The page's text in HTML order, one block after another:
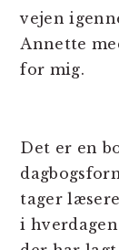
vejen
Annette
for mig.
Det er en
tager
i